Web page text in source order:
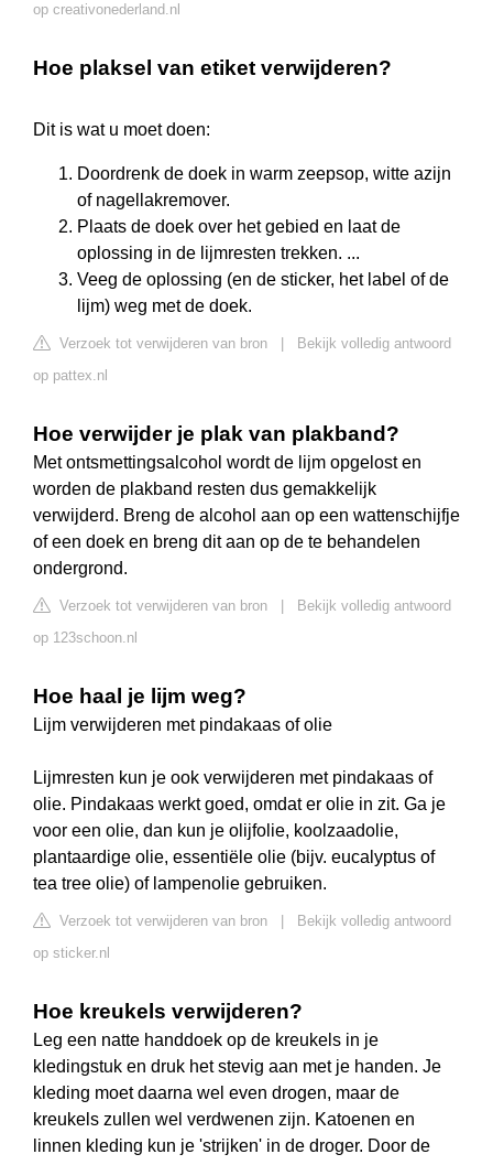
op creativonederland.nl
Hoe plaksel van etiket verwijderen?
Dit is wat u moet doen:
Doordrenk de doek in warm zeepsop, witte azijn
of nagellakremover.
Plaats de doek over het gebied en laat de
oplossing in de lijmresten trekken. ...
Veeg de oplossing (en de sticker, het label of de
lijm) weg met de doek.
Verzoek tot verwijderen van bron
Bekijk volledig antwoord
op pattex.nl
Hoe verwijder je plak van plakband?
Met ontsmettingsalcohol wordt de lijm opgelost en
worden de plakband resten dus gemakkelijk
verwijderd. Breng de alcohol aan op een wattenschijfje
of een doek en breng dit aan op de te behandelen
ondergrond.
Verzoek tot verwijderen van bron
Bekijk volledig antwoord
op 123schoon.nl
Hoe haal je lijm weg?
Lijm verwijderen met pindakaas of olie
Lijmresten kun je ook verwijderen met pindakaas of
olie. Pindakaas werkt goed, omdat er olie in zit. Ga je
voor een olie, dan kun je olijfolie, koolzaadolie,
plantaardige olie, essentiële olie (bijv. eucalyptus of
tea tree olie) of lampenolie gebruiken.
Verzoek tot verwijderen van bron
Bekijk volledig antwoord
op sticker.nl
Hoe kreukels verwijderen?
Leg een natte handdoek op de kreukels in je
kledingstuk en druk het stevig aan met je handen. Je
kleding moet daarna wel even drogen, maar de
kreukels zullen wel verdwenen zijn. Katoenen en
linnen kleding kun je 'strijken' in de droger. Door de